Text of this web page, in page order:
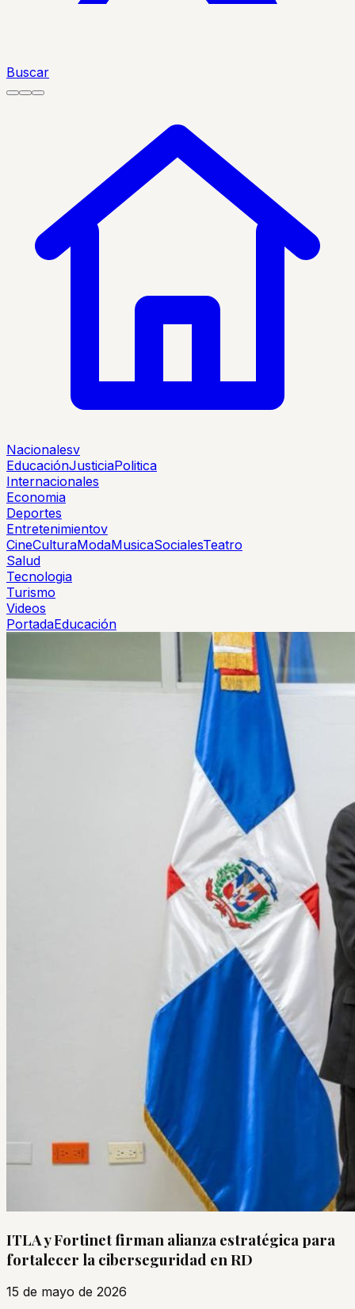
Buscar
Nacionalesv
EducaciónJusticiaPolitica
Internacionales
Economia
Deportes
Entretenimientov
CineCulturaModaMusicaSocialesTeatro
Salud
Tecnologia
Turismo
Videos
PortadaEducación
ITLA y Fortinet firman alianza estratégica para
fortalecer la ciberseguridad en RD
15 de mayo de 2026